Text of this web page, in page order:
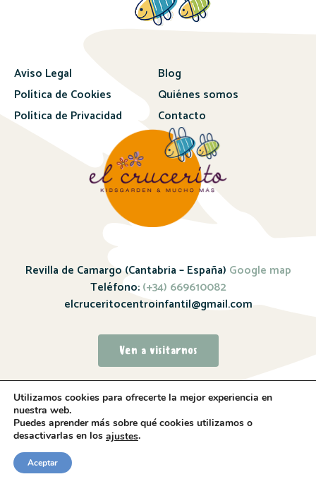
Aviso Legal
Política de Cookies
Política de Privacidad
Blog
Quiénes somos
Contacto
Revilla de Camargo (Cantabria – España) Google map
Teléfono:(+34) 669610082
elcruceritocentroinfantil@gmail.com
Ven a visitarnos
Utilizamos cookies para ofrecerte la mejor experiencia en
nuestra web.
Puedes aprender más sobre qué cookies utilizamos o
desactivarlas en los ajustes.
Aceptar